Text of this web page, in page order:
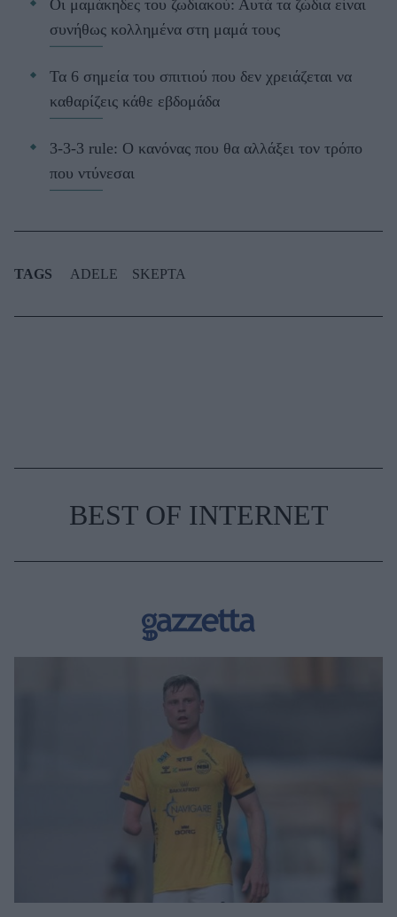
Οι μαμάκηδες του ζωδιακού: Αυτά τα ζώδια είναι
συνήθως κολλημένα στη μαμά τους
Τα 6 σημεία του σπιτιού που δεν χρειάζεται να
καθαρίζεις κάθε εβδομάδα
3-3-3 rule: Ο κανόνας που θα αλλάξει τον τρόπο
που ντύνεσαι
TAGS ADELE SKEPTA
BEST OF INTERNET